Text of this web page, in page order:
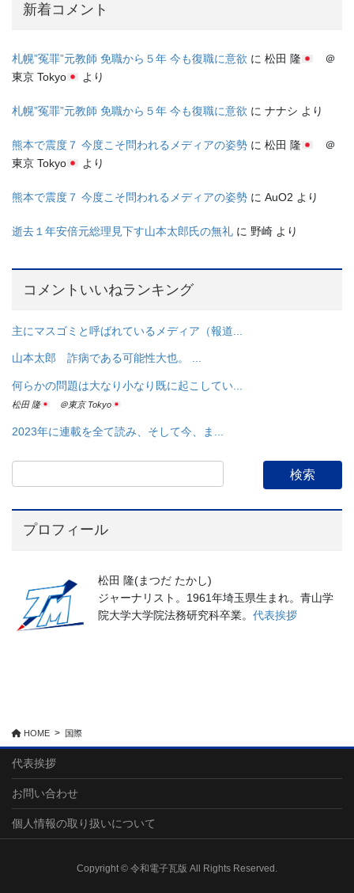
新着コメント
札幌”冤罪”元教師 免職から５年 今も復職に意欲 に 松田 隆
＠
東京 Tokyo
より
札幌”冤罪”元教師 免職から５年 今も復職に意欲 に ナナシ より
熊本で震度７ 今度こそ問われるメディアの姿勢 に 松田 隆
＠
東京 Tokyo
より
熊本で震度７ 今度こそ問われるメディアの姿勢 に AuO2 より
逝去１年安倍元総理見下す山本太郎氏の無礼 に 野崎 より
コメントいいねランキング
主にマスゴミと呼ばれているメディア（報道...
山本太郎 詐病である可能性大也。 ...
何らかの問題は大なり小なり既に起こしてい...
松田 隆 ＠東京 Tokyo
2023年に連載を全て読み、そして今、ま...
プロフィール
松田 隆(まつだ たかし)
ジャーナリスト。1961年埼玉県生まれ。青山学
院大学大学院法務研究科卒業。 代表挨拶
HOME 国際
代表挨拶
お問い合わせ
個人情報の取り扱いについて
Copyright © 令和電子瓦版 All Rights Reserved.